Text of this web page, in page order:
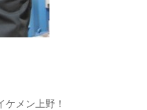
メン上野！